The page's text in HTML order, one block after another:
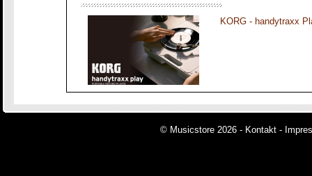
KORG - handytraxx
© Musicstore 2026 - Kontakt -